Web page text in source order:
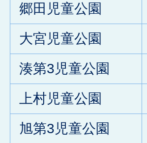
郷田児童公園
大宮児童公園
湊第3児童公園
上村児童公園
旭第3児童公園